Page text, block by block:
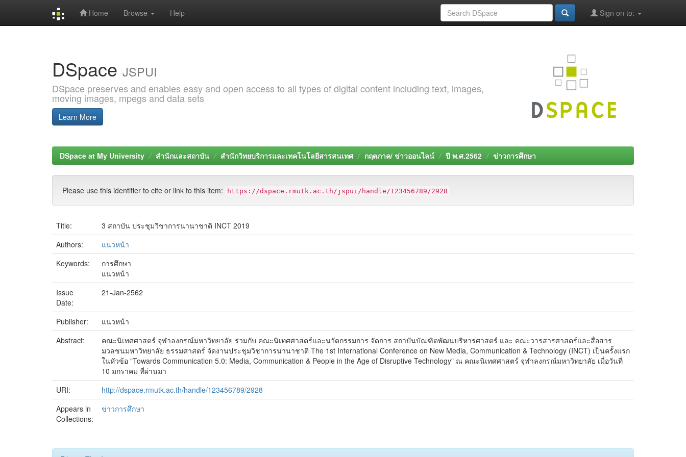
Home Browse Help Sign on to:
DSpace JSPUI
DSpace preserves and enables easy and open access to all types of digital content including text, images,
moving images, mpegs and data sets
Learn More
DSpace at My University สำนักและสถาบัน สำนักวิทยบริการและเทคโนโลยีสารสนเทศ กฤตภาค/ ข่าวออนไลน์ ปี พ.ศ.2562 ข่าวการศึกษา
Please use this identifier to cite or link to this item: https://dspace.rmutk.ac.th/jspui/handle/123456789/2928
Title:
3 สถาบัน ประชุมวิชาการนานาชาติ INCT 2019
Authors:
แนวหน้า
Keywords:
การศึกษา
แนวหน้า
Issue
Date:
21-Jan-2562
Publisher:
แนวหน้า
Abstract:
คณะนิเทศศาสตร์ จุฬาลงกรณ์มหาวิทยาลัย ร่วมกับ คณะนิเทศศาสตร์และนวัตกรรมการ จัดการ สถาบันบัณฑิตพัฒนบริหารศาสตร์ และ คณะวารสารศาสตร์และสื่อสาร
มวลชนมหาวิทยาลัย ธรรมศาสตร์ จัดงานประชุมวิชาการนานาชาติ The 1st International Conference on New Media, Communication & Technology (INCT) เป็นครั้งแรก
ในหัวข้อ "Towards Communication 5.0: Media, Communication & People in the Age of Disruptive Technology" ณ คณะนิเทศศาสตร์ จุฬาลงกรณ์มหาวิทยาลัย เมื่อวันที่
10 มกราคม ที่ผ่านมา
URI:
http://dspace.rmutk.ac.th/handle/123456789/2928
Appears in
Collections:
ข่าวการศึกษา